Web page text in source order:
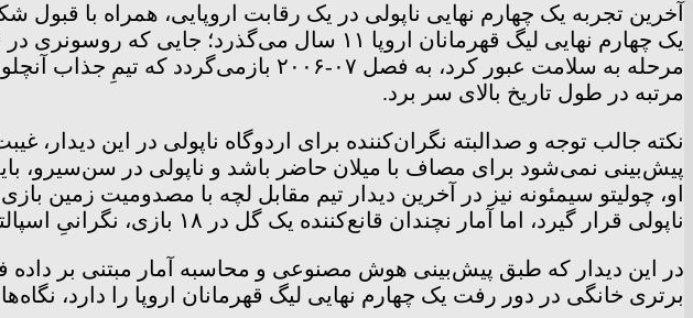
مرحله به سلامت عبور کرد، به فصل ۰۷-
مرتبه در طول تاریخ بالای سر برد.
نکته جالب توجه و صدالبته نگران‌کننده برای اردوگاه ناپولی در این
او، چولیتو سیمئونه نیز در آخرین دیدار تیم مقابل لچه با مصدومیت زمین
ناپولی قرار گیرد، اما آمار نچندان قانع‌کننده یک گل در ۱۸ بازی، نگرانیِ اسپالتی را باعث خواهد شد که هرطور شده مایل بود اوسیمن را به این مصاف برساند.
برتری خانگی در دور رفت یک چهارم نهایی لیگ قهرمانان اروپا را دارد،